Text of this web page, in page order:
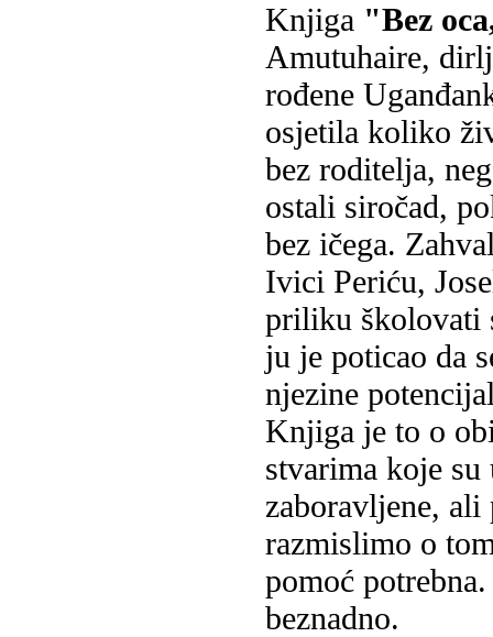
Knjiga "Bez
Amutuhaire,
rođene
osjetila koliko
bez roditelja,
ostali siročad,
bez ičega.
Ivici Periću,
priliku školovati
ju je poticao da
njezine
Knjiga je to o
stvarima koje su
zaboravljene,
razmislimo o
pomoć
beznadno.